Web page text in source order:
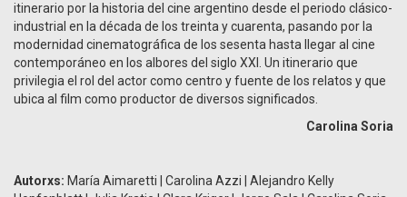
itinerario por la historia del cine argentino desde el periodo clásico-
industrial en la década de los treinta y cuarenta, pasando por la
modernidad cinematográfica de los sesenta hasta llegar al cine
contemporáneo en los albores del siglo XXI. Un itinerario que
privilegia el rol del actor como centro y fuente de los relatos y que
ubica al film como productor de diversos significados.
Carolina Soria
Autorxs: María Aimaretti | Carolina Azzi | Alejandro Kelly